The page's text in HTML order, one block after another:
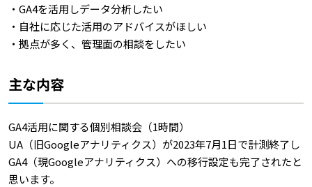
・GA4を活用しデータ分析したい
・自社に応じた活用のアドバイスがほしい
・拠点が多く、管理面の相談をしたい
主な内容
GA4活用に関する個別相談会（1時間）
UA（旧Googleアナリティクス）が2023年7月1日で計測終了し
GA4（現Googleアナリティクス）への移行設定も完了されたと
思います。